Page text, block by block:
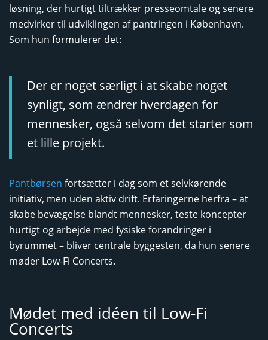
løsning, der hurtigt tiltrækker presseomtale og senere
medvirker til udviklingen af pantringen i København.
Som hun formulerer det:
Der er noget særligt i at skabe noget
synligt, som ændrer hverdagen for
mennesker, også selvom det starter som
et lille projekt.
Pantbørsen fortsætter i dag som et selvkørende
initiativ, men uden aktiv drift. Erfaringerne herfra – at
skabe bevægelse blandt mennesker, teste koncepter
hurtigt og arbejde med fysiske forandringer i
byrummet – bliver centrale byggesten, da hun senere
møder Low-Fi Concerts.
Mødet med idéen til Low-Fi
Concerts